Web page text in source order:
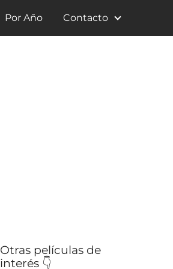
Por Año Contacto
Otras películas de
interés 👇